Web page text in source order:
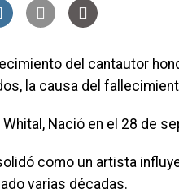
del cantautor
la causa del
Nació en el 28 de
como un artista
varias décadas.